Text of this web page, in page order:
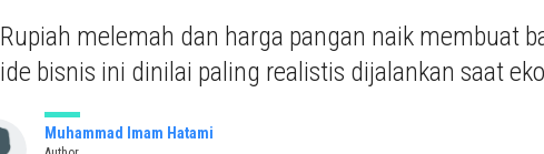
Rupiah melemah dan harga pangan naik membuat
ide bisnis ini dinilai paling realistis dijalankan saat
Muhammad Imam Hatami